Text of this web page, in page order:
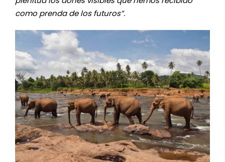
como prenda de los futuros”.